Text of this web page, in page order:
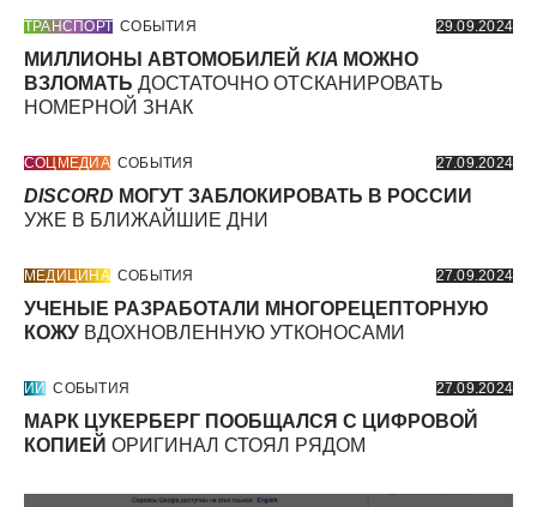
ТРАНСПОРТ СОБЫТИЯ 29.09.2024
МИЛЛИОНЫ АВТОМОБИЛЕЙ KIA МОЖНО
ВЗЛОМАТЬ ДОСТАТОЧНО ОТСКАНИРОВАТЬ
НОМЕРНОЙ ЗНАК
СОЦМЕДИА СОБЫТИЯ 27.09.2024
DISCORD МОГУТ ЗАБЛОКИРОВАТЬ В РОССИИ
УЖЕ В БЛИЖАЙШИЕ ДНИ
МЕДИЦИНА СОБЫТИЯ 27.09.2024
УЧЕНЫЕ РАЗРАБОТАЛИ МНОГОРЕЦЕПТОРНУЮ
КОЖУ ВДОХНОВЛЕННУЮ УТКОНОСАМИ
ИИ СОБЫТИЯ 27.09.2024
МАРК ЦУКЕРБЕРГ ПООБЩАЛСЯ С ЦИФРОВОЙ
КОПИЕЙ ОРИГИНАЛ СТОЯЛ РЯДОМ